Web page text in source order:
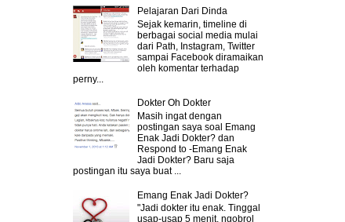
Pelajaran Dari Dinda
Sejak kemarin, timeline di
berbagai social media mulai
dari Path, Instagram, Twitter
sampai Facebook diramaikan
oleh komentar terhadap
perny...
Dokter Oh Dokter
Masih ingat dengan
postingan saya soal Emang
Enak Jadi Dokter? dan
Respond to -Emang Enak
Jadi Dokter? Baru saja
postingan itu saya buat ...
Emang Enak Jadi Dokter?
"Jadi dokter itu enak. Tinggal
usap-usap 5 menit, ngobrol